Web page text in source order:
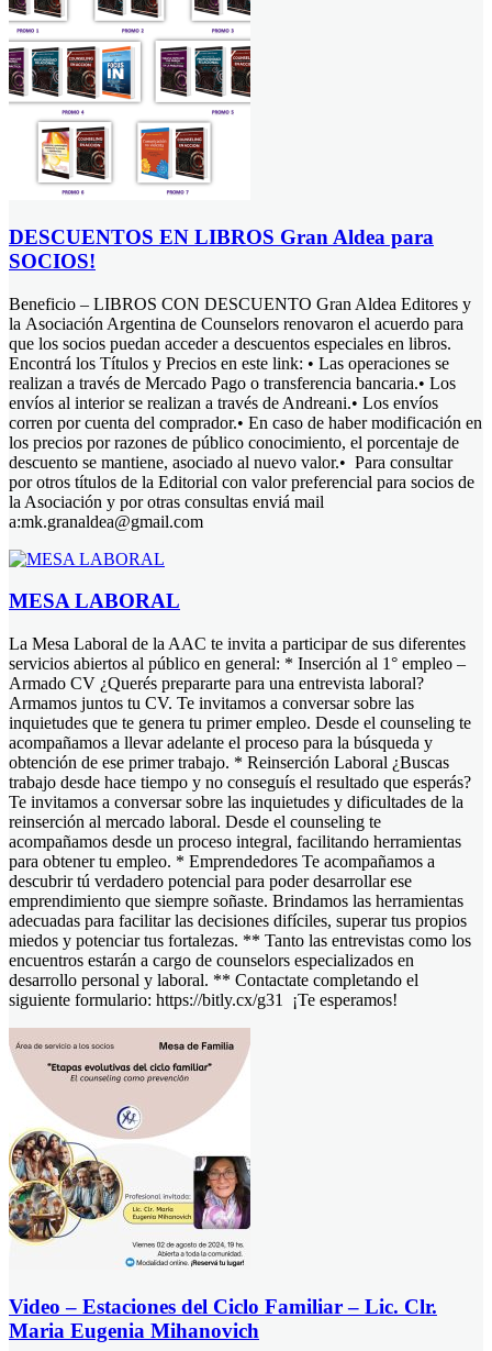
DESCUENTOS EN LIBROS Gran Aldea para
SOCIOS!
Beneficio – LIBROS CON DESCUENTO Gran Aldea Editores y
la Asociación Argentina de Counselors renovaron el acuerdo para
que los socios puedan acceder a descuentos especiales en libros.
Encontrá los Títulos y Precios en este link: • Las operaciones se
realizan a través de Mercado Pago o transferencia bancaria.• Los
envíos al interior se realizan a través de Andreani.• Los envíos
corren por cuenta del comprador.• En caso de haber modificación en
los precios por razones de público conocimiento, el porcentaje de
descuento se mantiene, asociado al nuevo valor.• Para consultar
por otros títulos de la Editorial con valor preferencial para socios de
la Asociación y por otras consultas enviá mail
a:mk.granaldea@gmail.com
MESA LABORAL
La Mesa Laboral de la AAC te invita a participar de sus diferentes
servicios abiertos al público en general: * Inserción al 1° empleo –
Armado CV ¿Querés prepararte para una entrevista laboral?
Armamos juntos tu CV. Te invitamos a conversar sobre las
inquietudes que te genera tu primer empleo. Desde el counseling te
acompañamos a llevar adelante el proceso para la búsqueda y
obtención de ese primer trabajo. * Reinserción Laboral ¿Buscas
trabajo desde hace tiempo y no conseguís el resultado que esperás?
Te invitamos a conversar sobre las inquietudes y dificultades de la
reinserción al mercado laboral. Desde el counseling te
acompañamos desde un proceso integral, facilitando herramientas
para obtener tu empleo. * Emprendedores Te acompañamos a
descubrir tú verdadero potencial para poder desarrollar ese
emprendimiento que siempre soñaste. Brindamos las herramientas
adecuadas para facilitar las decisiones difíciles, superar tus propios
miedos y potenciar tus fortalezas. ** Tanto las entrevistas como los
encuentros estarán a cargo de counselors especializados en
desarrollo personal y laboral. ** Contactate completando el
siguiente formulario: https://bitly.cx/g31 ¡Te esperamos!
Video – Estaciones del Ciclo Familiar – Lic. Clr.
Maria Eugenia Mihanovich